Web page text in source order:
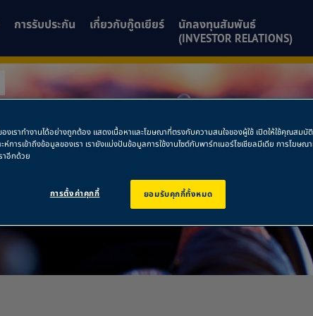
การรับประกัน เกี่ยวกับกู๊ดเยียร์
นักลงทุนสัมพันธ์
(INVESTOR RELATIONS)
ร์วิส
ของเราทำงานได้อย่างถูกต้อง แสดงเนื้อหาและโฆษณาที่ตรงกับความสนใจของผู้ใช้ เปิดให้ใช้คุณสมบั
ะห์การเข้าถึงข้อมูลของเรา เรายังแบ่งปันข้อมูลการใช้งานไซต์กับพาร์ทเนอร์โซเชียลมีเดีย การโฆษณ
าอีกด้วย
ยอมรับคุกกี้ทั้งหมด
การตั้งค่าคุกกี้